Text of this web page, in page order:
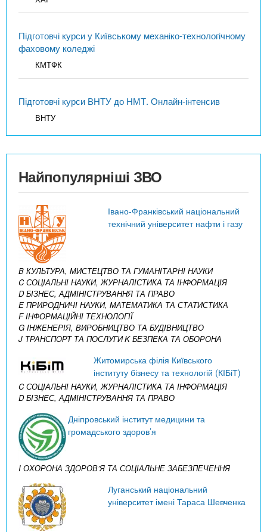
Підготовчі курси у Київському механіко-технологічному
фаховому коледжі
КМТФК
Підготовчі курси ВНТУ до НМТ. Онлайн-інтенсив
ВНТУ
Найпопулярніші ЗВО
Івано-Франківський національний
технічний університет нафти і газу
B КУЛЬТУРА, МИСТЕЦТВО ТА ГУМАНІТАРНІ НАУКИ
C СОЦІАЛЬНІ НАУКИ, ЖУРНАЛІСТИКА ТА ІНФОРМАЦІЯ
D БІЗНЕС, АДМІНІСТРУВАННЯ ТА ПРАВО
E ПРИРОДНИЧІ НАУКИ, МАТЕМАТИКА ТА СТАТИСТИКА
F ІНФОРМАЦІЙНІ ТЕХНОЛОГІЇ
G ІНЖЕНЕРІЯ, ВИРОБНИЦТВО ТА БУДІВНИЦТВО
J ТРАНСПОРТ ТА ПОСЛУГИK БЕЗПЕКА ТА ОБОРОНА
Житомирська філія Київського
інституту бізнесу та технологій (КІБіТ)
C СОЦІАЛЬНІ НАУКИ, ЖУРНАЛІСТИКА ТА ІНФОРМАЦІЯ
D БІЗНЕС, АДМІНІСТРУВАННЯ ТА ПРАВО
Дніпровський інститут медицини та
громадського здоров’я
I ОХОРОНА ЗДОРОВ’Я ТА СОЦІАЛЬНЕ ЗАБЕЗПЕЧЕННЯ
Луганський національний
університет імені Тараса Шевченка